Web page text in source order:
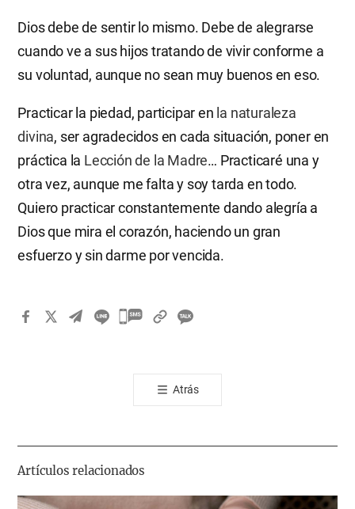
Dios debe de sentir lo mismo. Debe de alegrarse
cuando ve a sus hijos tratando de vivir conforme a
su voluntad, aunque no sean muy buenos en eso.
Practicar la piedad, participar en la naturaleza
divina, ser agradecidos en cada situación, poner en
práctica la Lección de la Madre… Practicaré una y
otra vez, aunque me falta y soy tarda en todo.
Quiero practicar constantemente dando alegría a
Dios que mira el corazón, haciendo un gran
esfuerzo y sin darme por vencida.
카
톡
공
기
Atrás
Artículos relacionados